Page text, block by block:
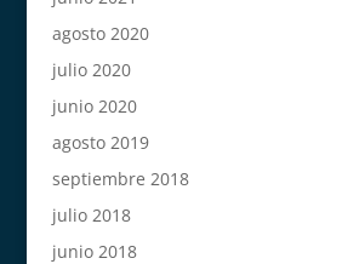
agosto 2020
julio 2020
junio 2020
agosto 2019
septiembre 2018
julio 2018
junio 2018